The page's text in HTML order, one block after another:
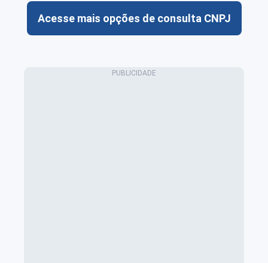
Acesse mais opções de consulta CNPJ